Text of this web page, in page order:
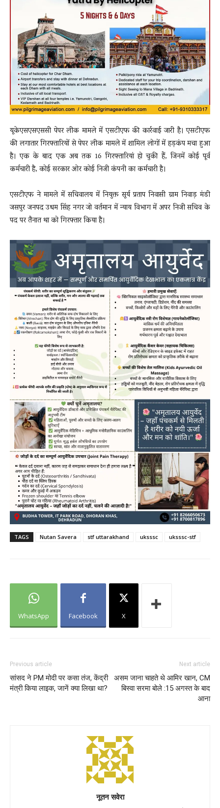
यूकेएसएसएससी पेपर लीक मामले में एसटीएफ की कार्रवाई जारी है। एसटीएफ
की लगातार गिरफ्तारियों से पेपर लीक मामले में शामिल लोगों में हड़कंप मचा हुआ
है। एक के बाद एक अब तक 16 गिरफ्तारियां हो चुकी हैं, जिनमें कोई पूर्व
कर्मचारी है, कोई सरकार ओर कोई निजी कंपनी का कर्मचारी है।
एसटीएफ ने मामले में सचिवालय में नियुक्त सूर्य प्रताप निवासी ग्राम निवाड़ मंडी
जसपुर जनपद उधम सिंह नगर जो वर्तमान में न्याय विभाग में अपर निजी सचिव के
पद पर तैनात था को गिरफ्तार किया है।
TAGS Nutan Savera stf uttarakhand uksssc uksssc-stf
WhatsApp Facebook X
Previous article
सांसद ने PM मोदी पर कसा तंज, केंद्री
मंत्री किया लाइक, जानें क्या लिखा था?
Next article
असम जाना चाहते थे आमिर खान, CM
बिस्वा सरमा बोले :15 अगस्त के बाद
आना
नूतन सवेरा